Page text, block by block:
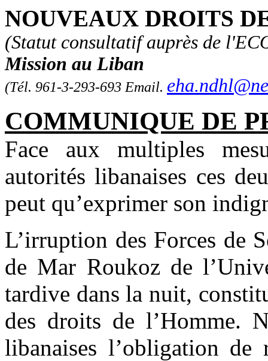
NOUVEAUX DROITS
(Statut consultatif auprès de
Mission au Liban
(Tél. 961-3-293-693 Email.
COMMUNIQUE DE
Face aux multiples
autorités libanaises ces
peut qu’exprimer son
L’irruption des Forces de
de Mar Roukoz de
tardive dans la nuit,
des droits de l’Homme.
libanaises l’obligation de